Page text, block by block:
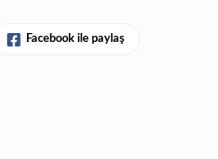
Facebook ile paylaş